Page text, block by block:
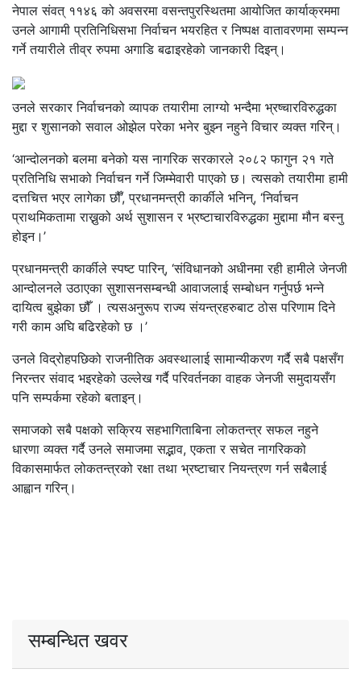
नेपाल संवत् ११४६ को अवसरमा वसन्तपुरस्थितमा आयोजित कार्याक्रममा
उनले आगामी प्रतिनिधिसभा निर्वाचन भयरहित र निष्पक्ष वातावरणमा सम्पन्न
गर्ने तयारीले तीव्र रुपमा अगाडि बढाइरहेको जानकारी दिइन्।
उनले सरकार निर्वाचनको व्यापक तयारीमा लाग्यो भन्दैमा भ्रष्चारविरुद्धका
मुद्दा र शुसानको सवाल ओझेल परेका भनेर बुझ्न नहुने विचार व्यक्त गरिन्।
‘आन्दोलनको बलमा बनेको यस नागरिक सरकारले २०८२ फागुन २१ गते
प्रतिनिधि सभाको निर्वाचन गर्ने जिम्मेवारी पाएको छ। त्यसको तयारीमा हामी
दत्तचित्त भएर लागेका छौँ’, प्रधानमन्त्री कार्कीले भनिन्, ‘निर्वाचन
प्राथमिकतामा राख्नुको अर्थ सुशासन र भ्रष्टाचारविरुद्धका मुद्दामा मौन बस्नु
होइन।’
प्रधानमन्त्री कार्कीले स्पष्ट पारिन्, ‘संविधानको अधीनमा रही हामीले जेनजी
आन्दोलनले उठाएका सुशासनसम्बन्धी आवाजलाई सम्बोधन गर्नुपर्छ भन्ने
दायित्व बुझेका छौँ । त्यसअनुरूप राज्य संयन्त्रहरुबाट ठोस परिणाम दिने
गरी काम अघि बढिरहेको छ ।’
उनले विद्रोहपछिको राजनीतिक अवस्थालाई सामान्यीकरण गर्दै सबै पक्षसँग
निरन्तर संवाद भइरहेको उल्लेख गर्दै परिवर्तनका वाहक जेनजी समुदायसँग
पनि सम्पर्कमा रहेको बताइन्।
समाजको सबै पक्षको सक्रिय सहभागिताबिना लोकतन्त्र सफल नहुने
धारणा व्यक्त गर्दै उनले समाजमा सद्भाव, एकता र सचेत नागरिकको
विकासमार्फत लोकतन्त्रको रक्षा तथा भ्रष्टाचार नियन्त्रण गर्न सबैलाई
आह्वान गरिन्।
सम्बन्धित खवर